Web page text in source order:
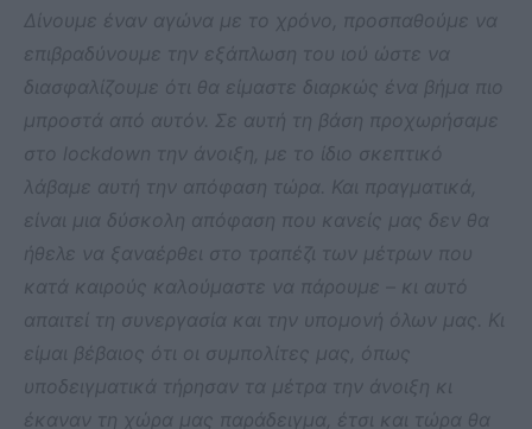
Δίνουμε έναν αγώνα με το χρόνο, προσπαθούμε να
επιβραδύνουμε την εξάπλωση του ιού ώστε να
διασφαλίζουμε ότι θα είμαστε διαρκώς ένα βήμα πιο
μπροστά από αυτόν. Σε αυτή τη βάση προχωρήσαμε
στο lockdown την άνοιξη, με το ίδιο σκεπτικό
λάβαμε αυτή την απόφαση τώρα. Και πραγματικά,
είναι μια δύσκολη απόφαση που κανείς μας δεν θα
ήθελε να ξαναέρθει στο τραπέζι των μέτρων που
κατά καιρούς καλούμαστε να πάρουμε – κι αυτό
απαιτεί τη συνεργασία και την υπομονή όλων μας. Κι
είμαι βέβαιος ότι οι συμπολίτες μας, όπως
υποδειγματικά τήρησαν τα μέτρα την άνοιξη κι
έκαναν τη χώρα μας παράδειγμα, έτσι και τώρα θα